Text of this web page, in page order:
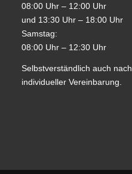
08:00 Uhr – 12:00 Uhr
und 13:30 Uhr – 18:00 Uhr
Samstag:
08:00 Uhr – 12:30 Uhr
Selbstverständlich auch nach
individueller Vereinbarung.